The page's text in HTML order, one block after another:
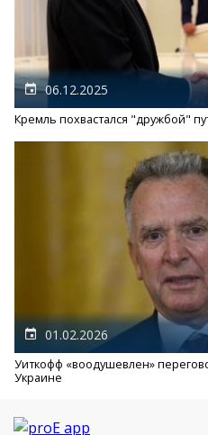
06.12.2025
Кремль похвастался "дружбой"
01.02.2026
Уиткофф «воодушевлен»
Украине